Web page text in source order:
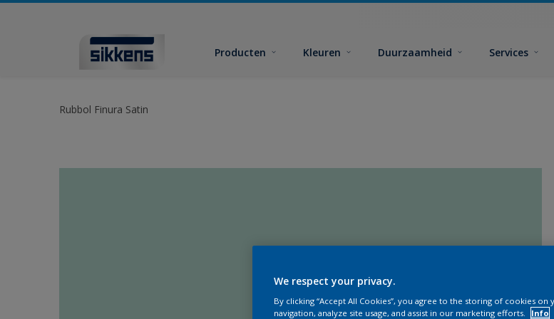
Producten Kleuren Duurzaamheid Services
Rubbol Finura Satin
We respect your privacy.
By clicking “Accept All Cookies”, you agree to the storing of cookies
navigation, analyze site usage, and assist in our marketing efforts.
Info